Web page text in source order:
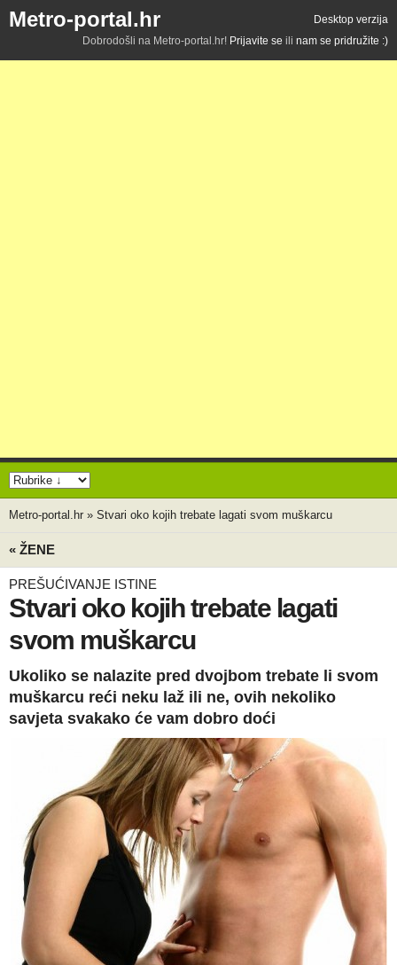
Metro-portal.hr
Desktop verzija
Dobrodošli na Metro-portal.hr! Prijavite se ili nam se pridružite :)
Metro-portal.hr » Stvari oko kojih trebate lagati svom muškarcu
« ŽENE
PREŠUĆIVANJE ISTINE
Stvari oko kojih trebate lagati
svom muškarcu
Ukoliko se nalazite pred dvojbom trebate li svom
muškarcu reći neku laž ili ne, ovih nekoliko
savjeta svakako će vam dobro doći